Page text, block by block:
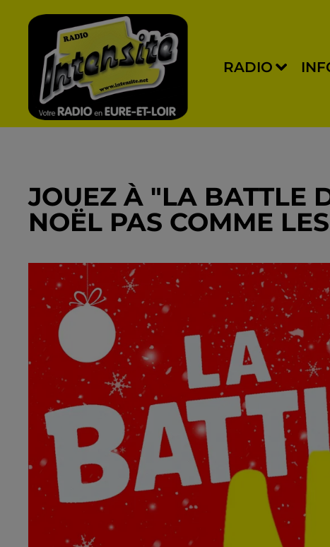
RADIO
JOUEZ À "LA BATTLE
NOËL PAS COMME